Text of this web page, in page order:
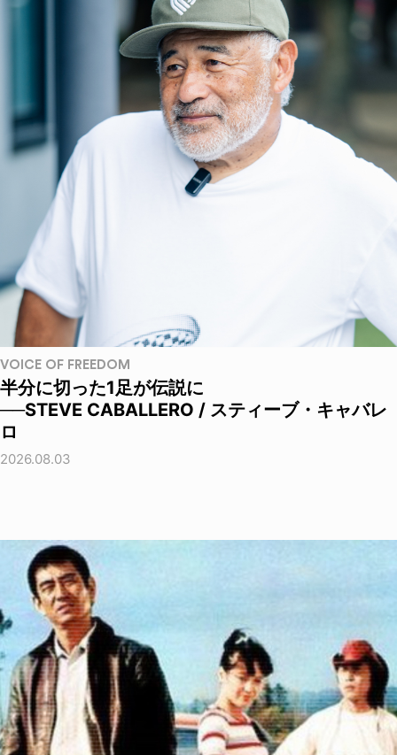
VOICE OF FREEDOM
半分に切った1足が伝説に
──STEVE CABALLERO / スティーブ・キャバレ
ロ
2026.08.03